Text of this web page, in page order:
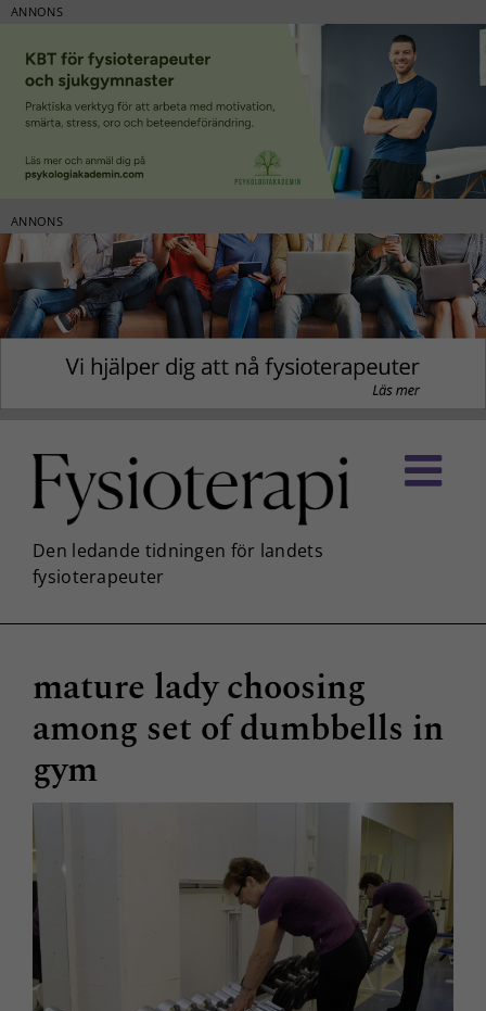
ANNONS
ANNONS
innehållet
mature lady choosing
among set of dumbbells in
gym